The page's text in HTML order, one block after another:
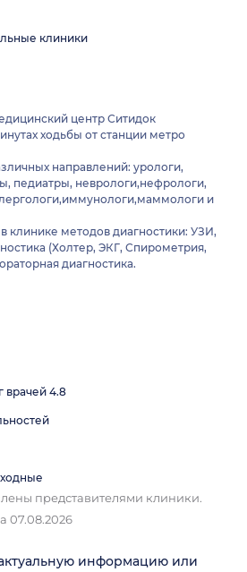
клиники
центр Ситидок
ходьбы от станции метро
направлений: урологи,
педиатры, неврологи,нефрологи,
и
клинике методов диагностики: УЗИ,
(Холтер, ЭКГ, Спирометрия,
диагностика.
врачей 4.8
представителями клиники.
07.08.2026
информацию или